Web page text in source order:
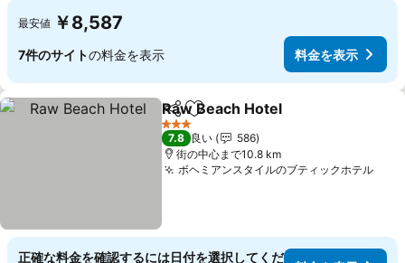
最安値 ￥8,587
7件のサイトの料金を表示 料金を表示
シェアお気に入りに追加
Raw Beach Hotel
3 ホテルのランク
7.8 良い
586
街の中心まで10.8 km
ボヘミアンスタイルのブティックホテル料金
正確な料金を確認するには日付を選択してくだ